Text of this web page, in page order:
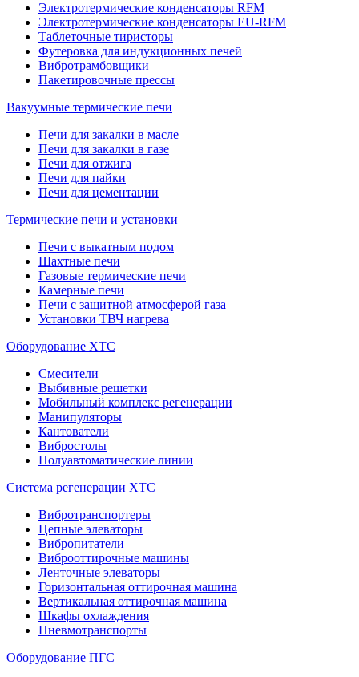
Электротермические конденсаторы RFM
Электротермические конденсаторы EU-RFM
Таблеточные тиристоры
Футеровка для индукционных печей
Вибротрамбовщики
Пакетировочные прессы
Вакуумные термические печи
Печи для закалки в масле
Печи для закалки в газе
Печи для отжига
Печи для пайки
Печи для цементации
Термические печи и установки
Печи с выкатным подом
Шахтные печи
Газовые термические печи
Камерные печи
Печи с защитной атмосферой газа
Установки ТВЧ нагрева
Оборудование ХТС
Смесители
Выбивные решетки
Мобильный комплекс регенерации
Манипуляторы
Кантователи
Вибростолы
Полуавтоматические линии
Система регенерации ХТС
Вибротранспортеры
Цепные элеваторы
Вибропитатели
Виброоттирочные машины
Ленточные элеваторы
Горизонтальная оттирочная машина
Вертикальная оттирочная машина
Шкафы охлаждения
Пневмотранспорты
Оборудование ПГС